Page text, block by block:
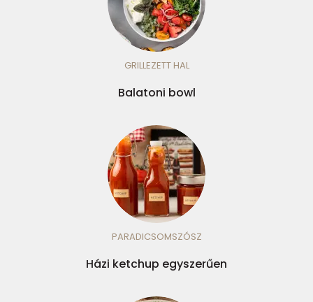
GRILLEZETT HAL
Balatoni bowl
PARADICSOMSZÓSZ
Házi ketchup egyszerűen